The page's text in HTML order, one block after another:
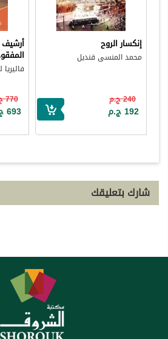
إنكسار الروح
محمد المنسى قنديل
240 ج.م
192 ج.م
770 ج.م
693 ج.م
شارك بتعليقك